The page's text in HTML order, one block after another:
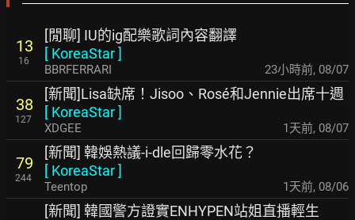
13
16
[閒聊] IU的ig配樂歌詞內容翻譯
[ KoreaStar]
BBRFERRARI 23小時前, 08/07
38
127
[新聞]Lisa缺席！Jisoo、Rosé和Jennie出席十週
[ KoreaStar]
XDGEE 1天前, 08/07
79
244
[新聞] 韓娛熱議-i-dle回歸零水花？
[ KoreaStar]
Teentop 1天前, 08/06
[新聞] 韓國警方證實ENHYPEN站姐直播輕生